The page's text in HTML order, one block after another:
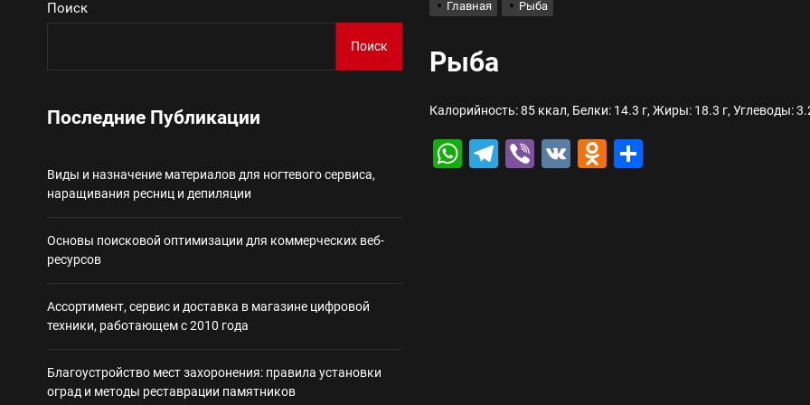
Виды и назначение материалов для ногтевого сервиса, наращивания ресниц и депиляции
Ассортимент, сервис и доставка в магазине цифровой техники, работающем с 2010
Некастодиальный криптокошелек: принципы работы, риски и способы хранения криптовалют
Главная Рыба
Рыба
Калорийность: 85 ккал, Белки: 14.3 г, Жиры: 18.3 г, Углеводы:
WhatsApp
Telegram
Viber
VK Odnoklassniki
Поиск
Поиск
Последние Публикации
Виды и назначение материалов для ногтевого сервиса,
наращивания ресниц и депиляции
Основы поисковой оптимизации для коммерческих веб-
ресурсов
Ассортимент, сервис и доставка в магазине цифровой
техники, работающем с 2010 года
Благоустройство мест захоронения: правила установки
оград и методы реставрации памятников